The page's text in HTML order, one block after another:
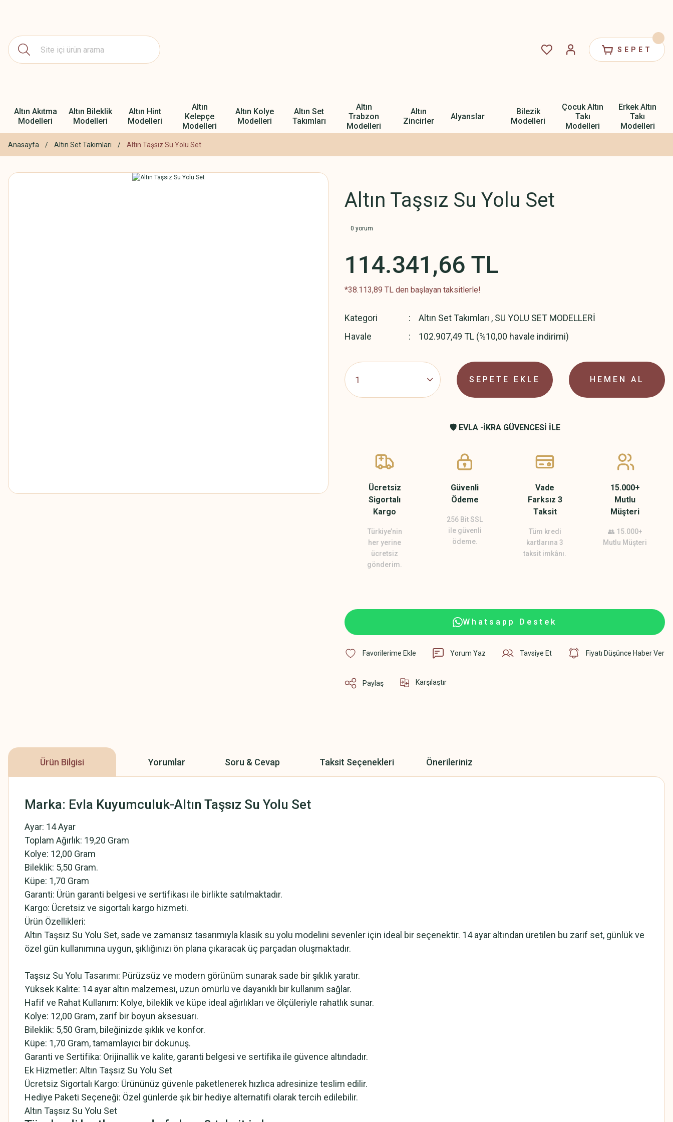
SEPET
Altın Akıtma
Modelleri
Altın Bileklik
Modelleri
Altın Hint
Modelleri
Altın
Kelepçe
Modelleri
Altın Kolye
Modelleri
Altın Set
Takımları
Altın
Trabzon
Modelleri
Altın
Zincirler
Alyanslar
Bilezik
Modelleri
Çocuk Altın
Takı
Modelleri
Erkek Altın
Takı
Modelleri
Anasayfa Altın Set Takımları Altın Taşsız Su Yolu Set
Altın Taşsız Su Yolu Set
0 yorum
114.341,66 TL
*38.113,89 TL den başlayan taksitlerle!
Kategori Altın Set Takımları , SU YOLU SET MODELLERİ
Havale
102.907,49 TL (%10,00 havale indirimi)
SEPETE EKLE HEMEN AL
🛡️ EVLA -İKRA GÜVENCESİ İLE
Ücretsiz
Sigortalı
Kargo
Türkiye’nin
her yerine
ücretsiz
gönderim.
Güvenli
Ödeme
256 Bit SSL
ile güvenli
ödeme.
Vade
Farksız 3
Taksit
Tüm kredi
kartlarına 3
taksit imkânı.
15.000+
Mutlu
Müşteri
👥 15.000+
Mutlu Müşteri
Whatsapp Destek
Yorum Yaz Tavsiye Et Fiyatı Düşünce Haber Ver
Paylaş Karşılaştır
Ürün Bilgisi Yorumlar Soru & Cevap Taksit Seçenekleri Önerileriniz
Marka: Evla Kuyumculuk-Altın Taşsız Su Yolu Set
Ayar: 14 Ayar
Toplam Ağırlık: 19,20 Gram
Kolye: 12,00 Gram
Bileklik: 5,50 Gram.
Küpe: 1,70 Gram
Garanti: Ürün garanti belgesi ve sertifikası ile birlikte satılmaktadır.
Kargo: Ücretsiz ve sigortalı kargo hizmeti.
Ürün Özellikleri:
Altın Taşsız Su Yolu Set, sade ve zamansız tasarımıyla klasik su yolu modelini sevenler için ideal bir seçenektir. 14 ayar altından üretilen bu zarif set, günlük ve
özel gün kullanımına uygun, şıklığınızı ön plana çıkaracak üç parçadan oluşmaktadır.
Taşsız Su Yolu Tasarımı: Pürüzsüz ve modern görünüm sunarak sade bir şıklık yaratır.
Yüksek Kalite: 14 ayar altın malzemesi, uzun ömürlü ve dayanıklı bir kullanım sağlar.
Hafif ve Rahat Kullanım: Kolye, bileklik ve küpe ideal ağırlıkları ve ölçüleriyle rahatlık sunar.
Kolye: 12,00 Gram, zarif bir boyun aksesuarı.
Bileklik: 5,50 Gram, bileğinizde şıklık ve konfor.
Küpe: 1,70 Gram, tamamlayıcı bir dokunuş.
Garanti ve Sertifika: Orijinallik ve kalite, garanti belgesi ve sertifika ile güvence altındadır.
Ek Hizmetler: Altın Taşsız Su Yolu Set
Ücretsiz Sigortalı Kargo: Ürününüz güvenle paketlenerek hızlıca adresinize teslim edilir.
Hediye Paketi Seçeneği: Özel günlerde şık bir hediye alternatifi olarak tercih edilebilir.
Altın Taşsız Su Yolu Set